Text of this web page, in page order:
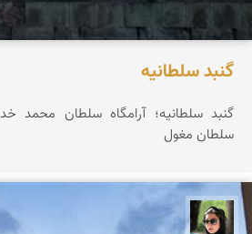
گنبد سلطانیه
گنبد سلطانیه؛ آرامگاه سلطان محمد
سلطان مغول
سپیده اصلان